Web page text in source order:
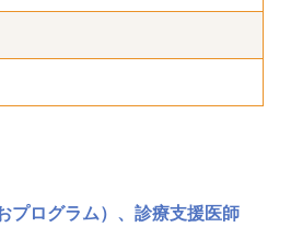
プログラム）、診療支援医師